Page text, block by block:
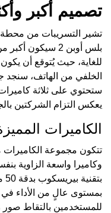
تصميم أكبر
تشير التسريبات من محطة
بلس أوبن 2
الخلفي من الهاتف، سنجد
يعكس التزام الشركتين
الكاميرات
وكاميرا واسعة الزاوية
بمستوى عالٍ من الأداء في
للمستخدمين بالتقاط